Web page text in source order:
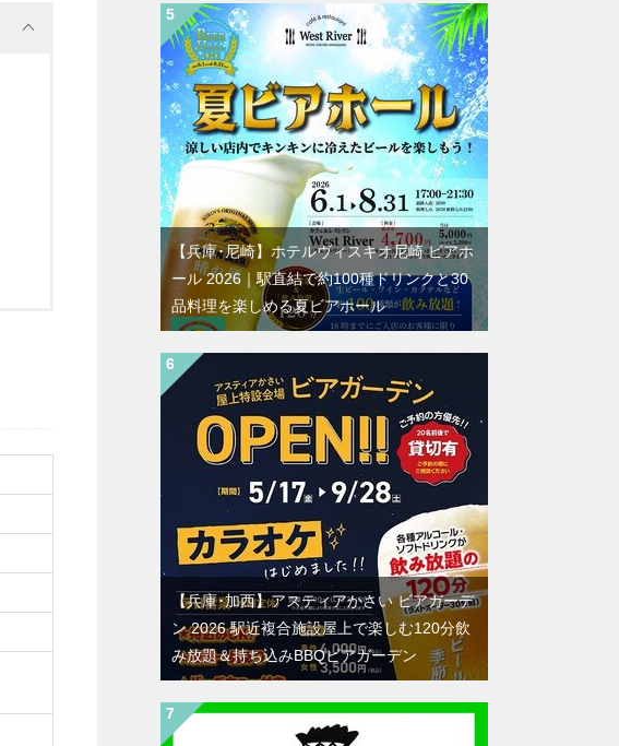
【兵庫･尼崎】ホテルヴィスキオ尼崎 ビアホ
ール 2026｜駅直結で約100種ドリンクと30
品料理を楽しめる夏ビアホール
【兵庫･加西】アスティアかさい ビアガーデ
ン 2026 駅近複合施設屋上で楽しむ120分飲
み放題＆持ち込みBBQビアガーデン